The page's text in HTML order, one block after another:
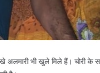
अलमारी भी खुले मिले हैं। चोरी के